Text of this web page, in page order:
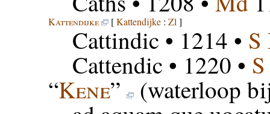
Kattendijke [Kattendijke: Zl ]
Cattindic • 1214 • S
Cattendic • 1220 •
“Kene” (waterloop